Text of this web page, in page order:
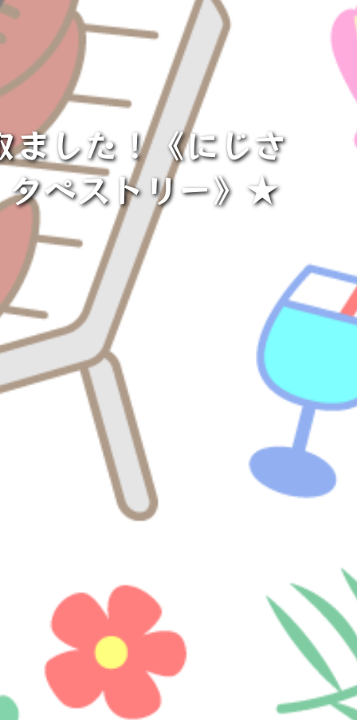
した！《にじさ
ペストリー》★